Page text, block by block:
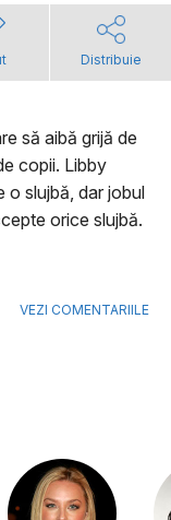
Distribuie
să aibă grijă de
copii. Libby
o slujbă, dar jobul
orice slujbă.
VEZI COMENTARIILE